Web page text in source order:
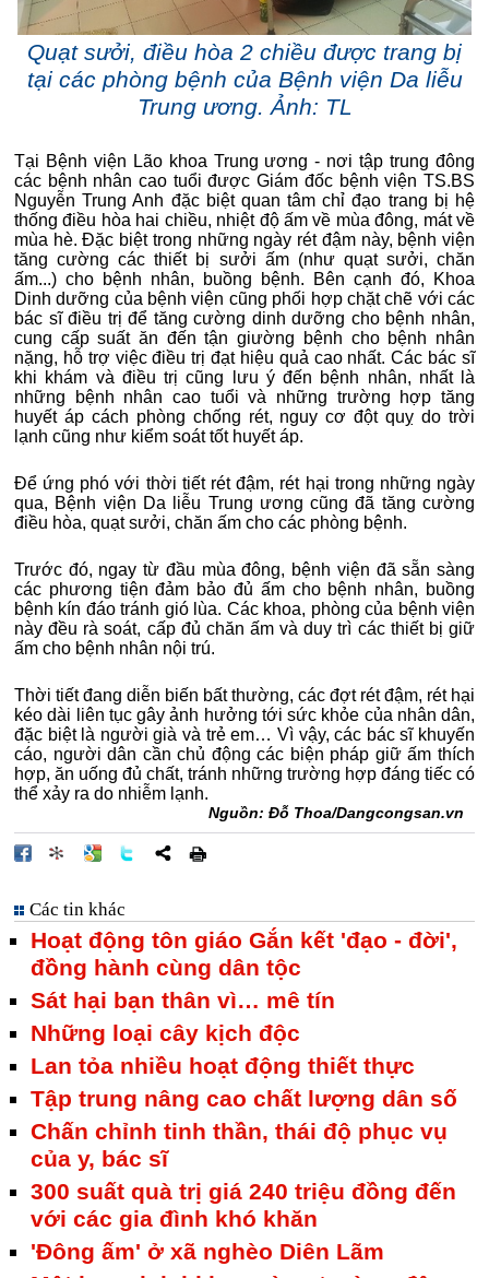
Quạt sưởi, điều hòa 2 chiều được trang bị
tại các phòng bệnh của Bệnh viện Da liễu
Trung ương. Ảnh: TL
Tại Bệnh viện Lão khoa Trung ương - nơi tập trung đông
các bệnh nhân cao tuổi được Giám đốc bệnh viện TS.BS
Nguyễn Trung Anh đặc biệt quan tâm chỉ đạo trang bị hệ
thống điều hòa hai chiều, nhiệt độ ấm về mùa đông, mát về
mùa hè. Đặc biệt trong những ngày rét đậm này, bệnh viện
tăng cường các thiết bị sưởi ấm (như quạt sưởi, chăn
ấm...) cho bệnh nhân, buồng bệnh. Bên cạnh đó, Khoa
Dinh dưỡng của bệnh viện cũng phối hợp chặt chẽ với các
bác sĩ điều trị để tăng cường dinh dưỡng cho bệnh nhân,
cung cấp suất ăn đến tận giường bệnh cho bệnh nhân
nặng, hỗ trợ việc điều trị đạt hiệu quả cao nhất. Các bác sĩ
khi khám và điều trị cũng lưu ý đến bệnh nhân, nhất là
những bệnh nhân cao tuổi và những trường hợp tăng
huyết áp cách phòng chống rét, nguy cơ đột quỵ do trời
lạnh cũng như kiểm soát tốt huyết áp.
Để ứng phó với thời tiết rét đậm, rét hại trong những ngày
qua, Bệnh viện Da liễu Trung ương cũng đã tăng cường
điều hòa, quạt sưởi, chăn ấm cho các phòng bệnh.
Trước đó, ngay từ đầu mùa đông, bệnh viện đã sẵn sàng
các phương tiện đảm bảo đủ ấm cho bệnh nhân, buồng
bệnh kín đáo tránh gió lùa. Các khoa, phòng của bệnh viện
này đều rà soát, cấp đủ chăn ấm và duy trì các thiết bị giữ
ấm cho bệnh nhân nội trú.
Thời tiết đang diễn biến bất thường, các đợt rét đậm, rét hại
kéo dài liên tục gây ảnh hưởng tới sức khỏe của nhân dân,
đặc biệt là người già và trẻ em… Vì vậy, các bác sĩ khuyến
cáo, người dân cần chủ động các biện pháp giữ ấm thích
hợp, ăn uống đủ chất, tránh những trường hợp đáng tiếc có
thể xảy ra do nhiễm lạnh.
Nguồn: Đỗ Thoa/Dangcongsan.vn
Các tin khác
Hoạt động tôn giáo Gắn kết 'đạo - đời',
đồng hành cùng dân tộc
Sát hại bạn thân vì… mê tín
Những loại cây kịch độc
Lan tỏa nhiều hoạt động thiết thực
Tập trung nâng cao chất lượng dân số
Chấn chỉnh tinh thần, thái độ phục vụ
của y, bác sĩ
300 suất quà trị giá 240 triệu đồng đến
với các gia đình khó khăn
'Đông ấm' ở xã nghèo Diên Lãm